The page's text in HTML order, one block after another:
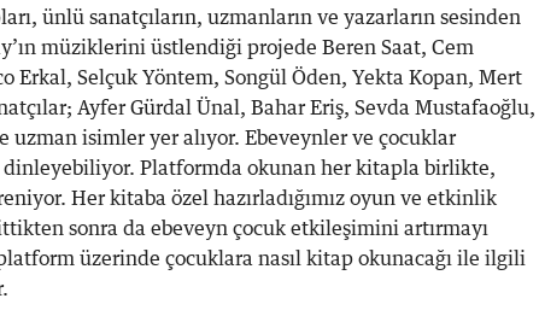
ünlü sanatçıların, uzmanların ve yazarların sesinden
müziklerini üstlendiği projede Beren Saat, Cem
Erkal, Selçuk Yöntem, Songül Öden, Yekta Kopan, Mert
Ayfer Gürdal Ünal, Bahar Eriş, Sevda Mustafaoğlu,
uzman isimler yer alıyor. Ebeveynler ve çocuklar
Platformda okunan her kitapla birlikte,
Her kitaba özel hazırladığımız oyun ve etkinlik
sonra da ebeveyn çocuk etkileşimini artırmayı
üzerinde çocuklara nasıl kitap okunacağı ile ilgili